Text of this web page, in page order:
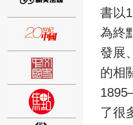
書以
為終
發展
的相
了很